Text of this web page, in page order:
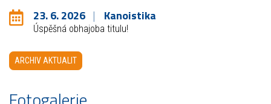
23. 6. 2026 Kanoistika
Úspěšná obhajoba titulu!
ARCHIV AKTUALIT